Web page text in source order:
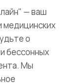
— ваш
о
бессонных
Мы